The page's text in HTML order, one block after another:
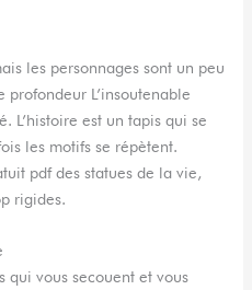
les personnages sont un peu
L’insoutenable
L’histoire est un tapis qui se
les motifs se répètent.
pdf des statues de la vie,
rigides.
qui vous secouent et vous